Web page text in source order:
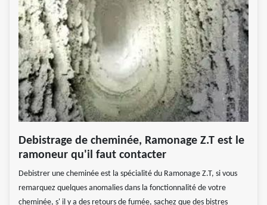
Debistrage de cheminée, Ramonage Z.T est le
ramoneur qu'il faut contacter
Debistrer une cheminée est la spécialité du Ramonage Z.T, si vous
remarquez quelques anomalies dans la fonctionnalité de votre
cheminée, s' il y a des retours de fumée, sachez que des bistres